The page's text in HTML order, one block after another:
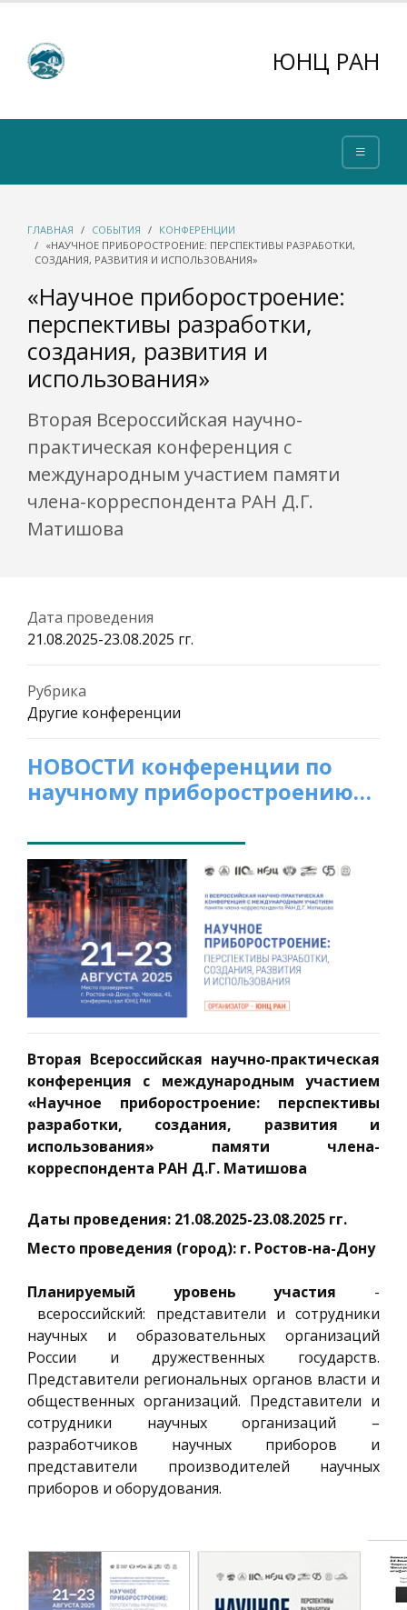
ЮНЦ РАН
ГЛАВНАЯ СОБЫТИЯ
КОНФЕРЕНЦИИ
«НАУЧНОЕ ПРИБОРОСТРОЕНИЕ: ПЕРСПЕКТИВЫ РАЗРАБОТКИ,
СОЗДАНИЯ, РАЗВИТИЯ И ИСПОЛЬЗОВАНИЯ»
«Научное приборостроение:
перспективы разработки,
создания, развития и
использования»
Вторая Всероссийская научно-
практическая конференция с
международным участием памяти
члена-корреспондента РАН Д.Г.
Матишова
Дата проведения
21.08.2025-23.08.2025 гг.
Рубрика
Другие конференции
НОВОСТИ конференции по
научному приборостроению…
Вторая Всероссийская научно-практическая
конференция с международным участием
«Научное приборостроение: перспективы
разработки, создания, развития и
использования» памяти члена-
корреспондента РАН Д.Г. Матишова
Даты проведения: 21.08.2025-23.08.2025 гг.
Место проведения (город): г. Ростов-на-Дону
Планируемый уровень участия -
всероссийский: представители и сотрудники
научных и образовательных организаций
России и дружественных государств.
Представители региональных органов власти и
общественных организаций. Представители и
сотрудники научных организаций –
разработчиков научных приборов и
представители производителей научных
приборов и оборудования.